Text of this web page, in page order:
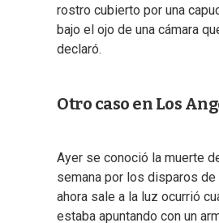
rostro cubierto por una
bajo el ojo de una cámara
declaró.
Otro caso en Los
Ayer se conoció la muerte
semana por los disparos
ahora sale a la luz ocurrió
estaba apuntando con un